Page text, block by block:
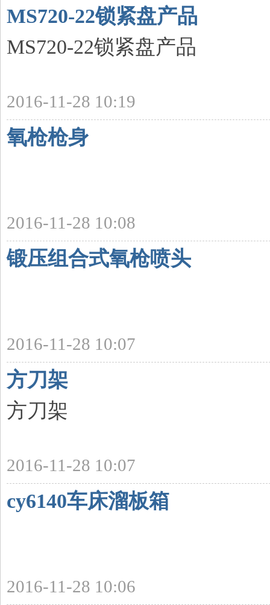
MS720-22锁紧盘产品
MS720-22锁紧盘产品
2016-11-28 10:19
氧枪枪身
2016-11-28 10:08
锻压组合式氧枪喷头
2016-11-28 10:07
方刀架
方刀架
2016-11-28 10:07
cy6140车床溜板箱
2016-11-28 10:06